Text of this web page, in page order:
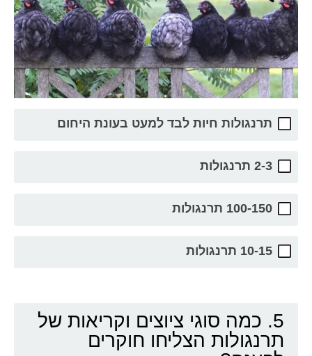
תרנגולות חיות לבד למעט בעונת היחום
2-3 תרנגולות
100-150 תרנגולות
10-15 תרנגולות
5. כמה סוגי ציוצים וקריאות של
תרנגולות הצליחו חוקרים